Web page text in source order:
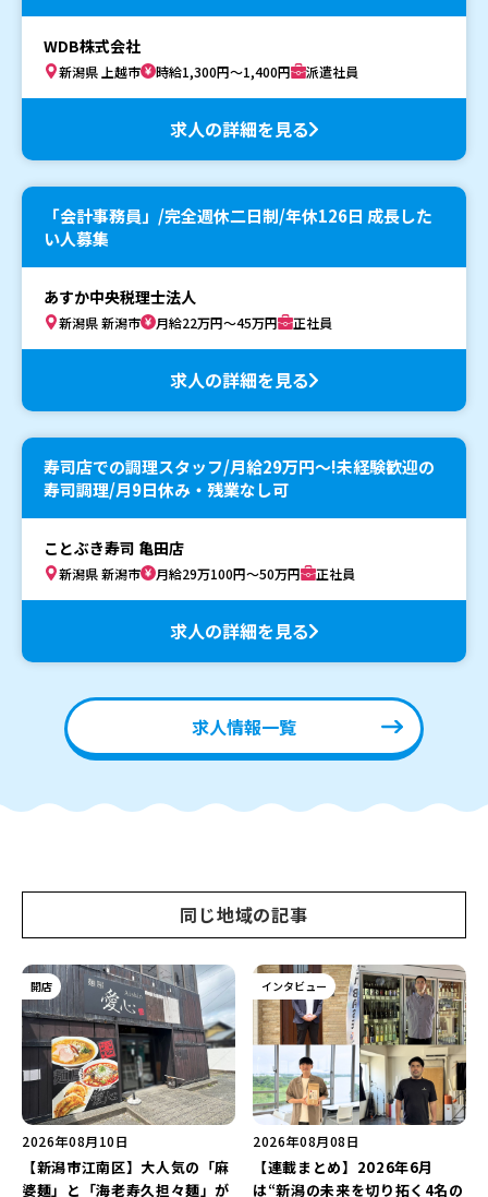
WDB株式会社
新潟県 上越市 時給1,300円～1,400円 派遣社員
求人の詳細を見る
「会計事務員」/完全週休二日制/年休126日 成長した
い人募集
あすか中央税理士法人
新潟県 新潟市 月給22万円～45万円 正社員
求人の詳細を見る
寿司店での調理スタッフ/月給29万円〜!未経験歓迎の
寿司調理/月9日休み・残業なし可
ことぶき寿司 亀田店
新潟県 新潟市 月給29万100円～50万円 正社員
求人の詳細を見る
求人情報一覧
同じ地域の記事
開店
2026年08月10日
【新潟市江南区】大人気の「麻
婆麺」と「海老寿久担々麺」が
インタビュー
2026年08月08日
【連載まとめ】2026年6月
は“新潟の未来を切り拓く4名の